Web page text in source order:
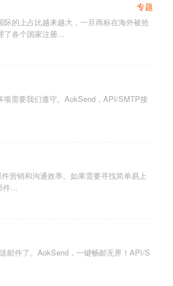
专题
的上占比越来越大，一旦商标在海外被抢
了各个国家注册...
需要我们遵守。AokSend，API/SMTP接
营销和沟通效率。如果需要寻找简单易上
件...
邮件了。AokSend，一键畅邮无界！API/S